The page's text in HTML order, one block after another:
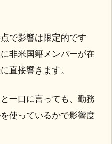
で影響は限定的です
非米国籍メンバーが在
直接響きます。
一口に言っても、勤務
使っているかで影響度